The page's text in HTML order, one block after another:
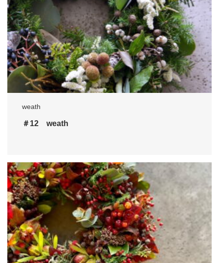
weath
＃12 weath